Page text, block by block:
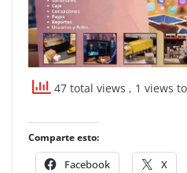
47 total views , 1 views
Comparte esto:
Facebook X